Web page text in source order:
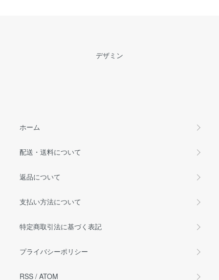
デザミン
ホーム
配送・送料について
返品について
支払い方法について
特定商取引法に基づく表記
プライバシーポリシー
RSS / ATOM